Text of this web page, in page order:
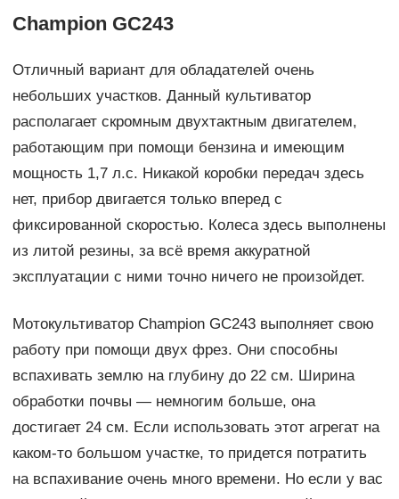
Champion GC243
Отличный вариант для обладателей очень
небольших участков. Данный культиватор
располагает скромным двухтактным двигателем,
работающим при помощи бензина и имеющим
мощность 1,7 л.с. Никакой коробки передач здесь
нет, прибор двигается только вперед с
фиксированной скоростью. Колеса здесь выполнены
из литой резины, за всё время аккуратной
эксплуатации с ними точно ничего не произойдет.
Мотокультиватор Champion GC243 выполняет свою
работу при помощи двух фрез. Они способны
вспахивать землю на глубину до 22 см. Ширина
обработки почвы — немногим больше, она
достигает 24 см. Если использовать этот агрегат на
каком-то большом участке, то придется потратить
на вспахивание очень много времени. Но если у вас